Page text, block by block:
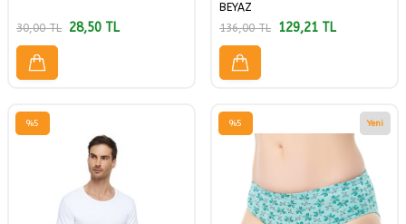
30,00TL 28,50 TL
BEYAZ
136,00TL 129,21 TL
%5 %5 Yeni